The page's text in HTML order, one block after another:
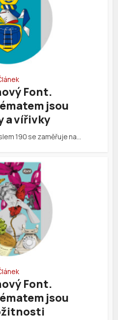
Font.
jsou
a vířivky
190 se zaměřuje na…
Font.
jsou